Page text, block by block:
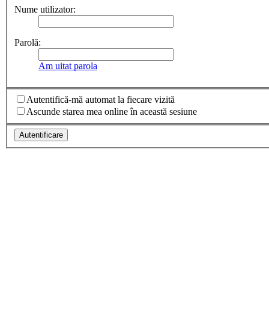
Nume utilizator:
Parolă:
Am uitat parola
Autentifică-mă automat la fiecare vizită
Ascunde starea mea online în această sesiune